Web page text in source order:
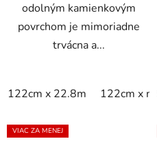
odolným kamienkovým
povrchom je mimoriadne
trvácna a...
122cm x 22.8m 122cm x m
VIAC ZA MENEJ